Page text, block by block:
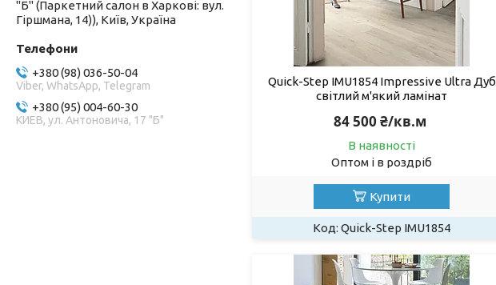
Quick-Step IMU1854 Impressive Ultra Дуб
світлий м'який ламінат
84 500 ₴/кв.м
В наявності
Оптом і в роздріб
Купити
Quick-Step IMU1854
"Б" (Паркетний салон в Харкові: вул.
Гіршмана, 14)), Київ, Україна
+380 (98) 036-50-04
Viber, WhatsApp, Telegram
+380 (95) 004-60-30
КИЕВ, ул. Антоновича, 17 "Б"